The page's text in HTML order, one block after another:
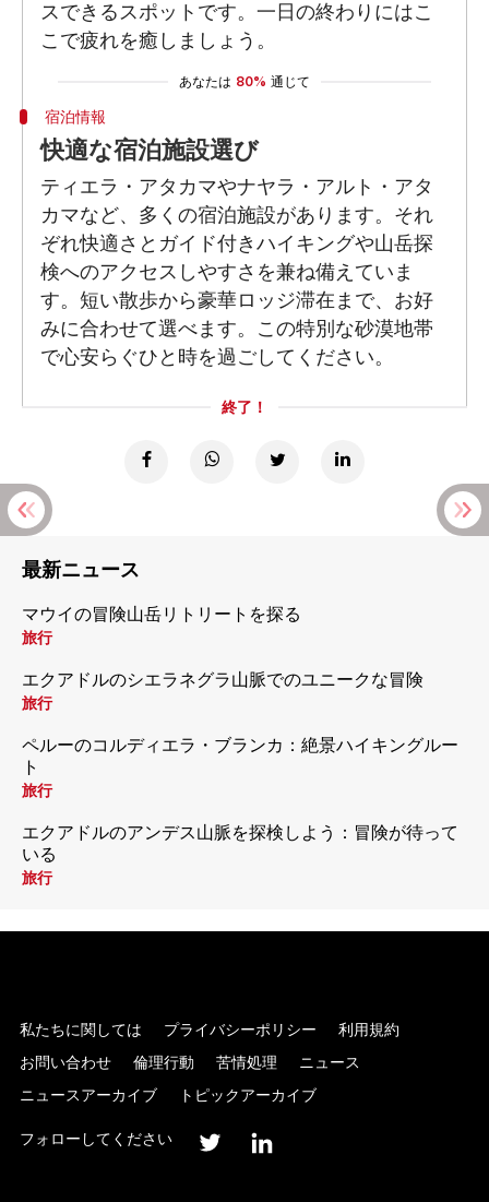
スできるスポットです。一日の終わりにはこ
こで疲れを癒しましょう。
あなたは 80% 通じて
宿泊情報
快適な宿泊施設選び
ティエラ・アタカマやナヤラ・アルト・アタ
カマなど、多くの宿泊施設があります。それ
ぞれ快適さとガイド付きハイキングや山岳探
検へのアクセスしやすさを兼ね備えていま
す。短い散歩から豪華ロッジ滞在まで、お好
みに合わせて選べます。この特別な砂漠地帯
で心安らぐひと時を過ごしてください。
終了！
最新ニュース
マウイの冒険山岳リトリートを探る
旅行
エクアドルのシエラネグラ山脈でのユニークな冒険
旅行
ペルーのコルディエラ・ブランカ：絶景ハイキングルー
ト
旅行
エクアドルのアンデス山脈を探検しよう：冒険が待って
いる
旅行
私たちに関しては プライバシーポリシー
利用規約
お問い合わせ
倫理行動 苦情処理
ニュース
ニュースアーカイブ
トピックアーカイブ
フォローしてください